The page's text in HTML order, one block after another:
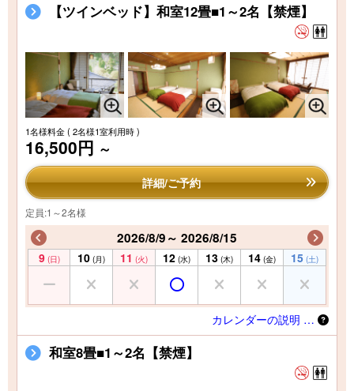
【ツインベッド】和室12畳■1～2名【禁煙】
1名様料金( 2名様1室利用時 )
16,500円 ～
詳細/ご予約
定員:1～2名様
2026/8/9～ 2026/8/15
9 (日) 10 (月) 11 (火) 12 (水) 13 (木) 14 (金) 15 (土)
カレンダーの説明 …
和室8畳■1～2名【禁煙】